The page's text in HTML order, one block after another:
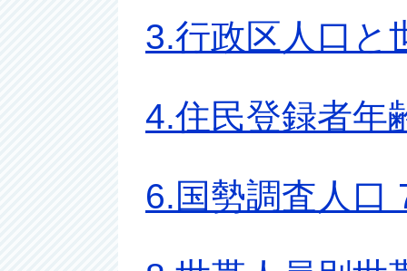
3.行政区人口と
4.住民登録者年
6.国勢調査人口